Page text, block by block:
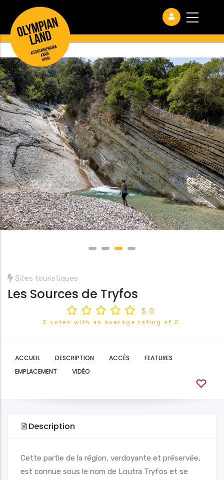
Sites touristiques
Les Sources de Tryfos
5.0
5 votes with an average rating of 5.
ACCUEIL DESCRIPTION ACCÈS
FEATURES
EMPLACEMENT
VIDÉO
Description
Cette partie de la région, verdoyante et préservée,
est connue sous le nom de Loutra Tryfos et se